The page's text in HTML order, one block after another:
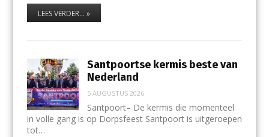
LEES VERDER... »
Santpoortse kermis beste van
Nederland
5 AUGUSTUS 2026
Santpoort– De kermis die momenteel
in volle gang is op Dorpsfeest Santpoort is uitgeroepen
tot…